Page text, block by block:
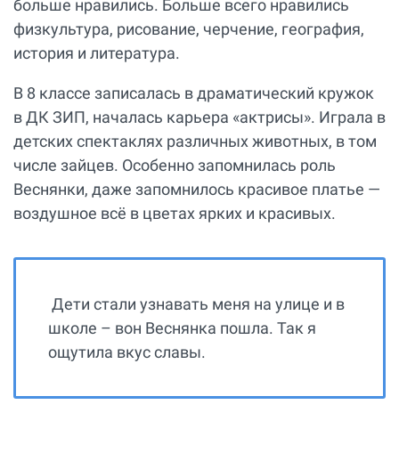
больше нравились. Больше всего нравились
физкультура, рисование, черчение, география,
история и литература.
В 8 классе записалась в драматический кружок
в ДК ЗИП, началась карьера «актрисы». Играла в
детских спектаклях различных животных, в том
числе зайцев. Особенно запомнилась роль
Веснянки, даже запомнилось красивое платье —
воздушное всё в цветах ярких и красивых.
Дети стали узнавать меня на улице и в
школе – вон Веснянка пошла. Так я
ощутила вкус славы.